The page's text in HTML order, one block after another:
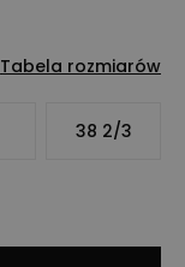
Tabela rozmiarów
38 2/3